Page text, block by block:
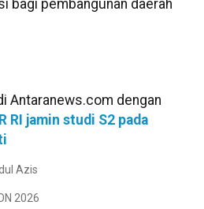
bagi pembangunan daerah
Antaranews.com dengan
RI jamin studi S2 pada
Azis
2026